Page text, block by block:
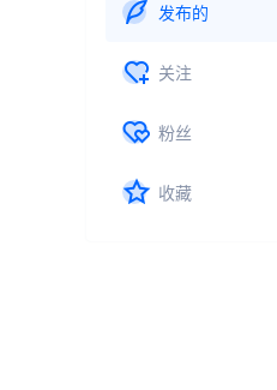
发布的
关注
粉丝
收藏